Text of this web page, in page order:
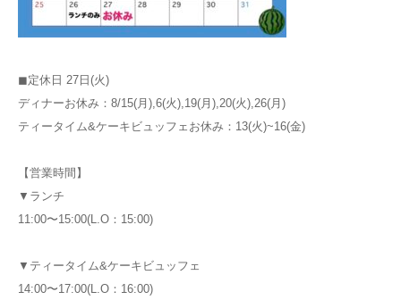
◼︎定休日 27日(火)
ディナーお休み：8/15(月),6(火),19(月),20(火),26(月)
ティータイム&ケーキビュッフェお休み：13(火)~16(金)
【営業時間】
▼ランチ
11:00〜15:00(L.O：15:00)
▼ティータイム&ケーキビュッフェ
14:00〜17:00(L.O：16:00)